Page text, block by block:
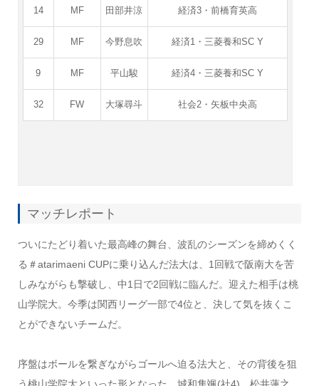
14 MF 田部井涼 経済3・前橋育英高
29 MF 今野息吹 経済1・三菱養和SC Y
9 MF 平山駿 経済4・三菱養和SC Y
32 FW 大塚尋斗 社会2・矢板中央高
マッチレポート
ついにたどり着いた最高峰の舞台、波乱のシーズンを締めくく
る＃atarimaeni CUPに乗り込んだ法大は、1回戦で阪南大を苦
しみながらも撃破し、中1日で2回戦に臨んだ。迎えた相手は桃
山学院大。今季は関西リーグ一部で4位と、決して気を抜くこ
とができないチームだ。
序盤はボールを繋ぎながらゴールへ迫る法大と、その背後を狙
う桃山学院大といった形となった。城和隼颯(社4)、松井蓮之